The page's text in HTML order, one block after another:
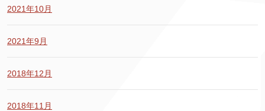
2021年10月
2021年9月
2018年12月
2018年11月